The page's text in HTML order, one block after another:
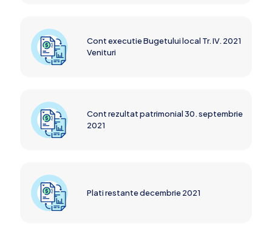
Cont executie Bugetului local Tr. IV. 2021
Venituri
Cont rezultat patrimonial 30. septembrie
2021
Plati restante decembrie 2021